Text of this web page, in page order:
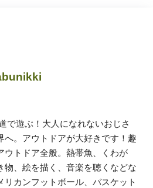
で遊ぶ！大人になれないおじさ
へ。アウトドアが大好きです！趣
ウトドア全般。熱帯魚、くわが
物、絵を描く、音楽を聴くなどな
リカンフットボール、バスケット